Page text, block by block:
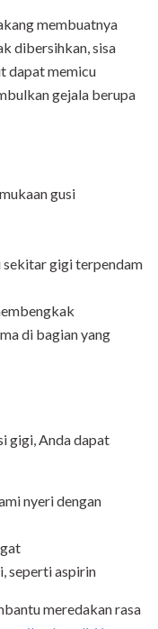
membuatnya
dibersihkan, sisa
dapat memicu
gejala berupa
gusi
sekitar gigi terpendam
di bagian yang
gigi, Anda dapat
nyeri dengan
seperti aspirin
meredakan rasa